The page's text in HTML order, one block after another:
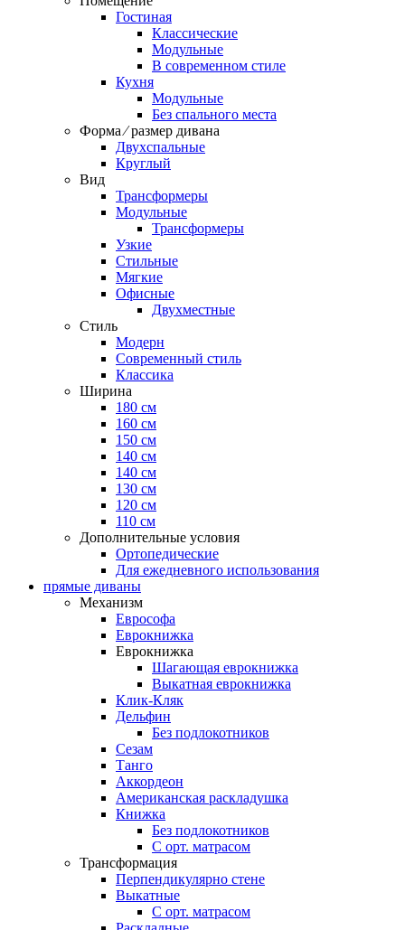
Гостиная
Классические
Модульные
В современном стиле
Кухня
Модульные
Без спального места
Форма ⁄ размер дивана
Двухспальные
Круглый
Вид
Трансформеры
Модульные
Трансформеры
Узкие
Стильные
Мягкие
Офисные
Двухместные
Стиль
Модерн
Современный стиль
Классика
Ширина
180 см
160 см
150 см
140 см
140 см
130 см
120 см
110 см
Дополнительные условия
Ортопедические
Для ежедневного использования
прямые диваны
Механизм
Еврософа
Еврокнижка
Еврокнижка
Шагающая еврокнижка
Выкатная еврокнижка
Клик-Кляк
Дельфин
Без подлокотников
Сезам
Танго
Аккордеон
Американская раскладушка
Книжка
Без подлокотников
С орт. матрасом
Трансформация
Перпендикулярно стене
Выкатные
С орт. матрасом